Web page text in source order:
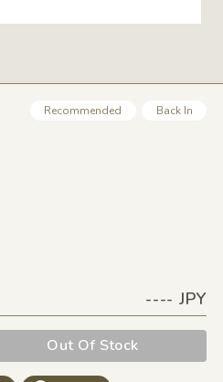
Recommended Back In
---- JPY
Out Of Stock